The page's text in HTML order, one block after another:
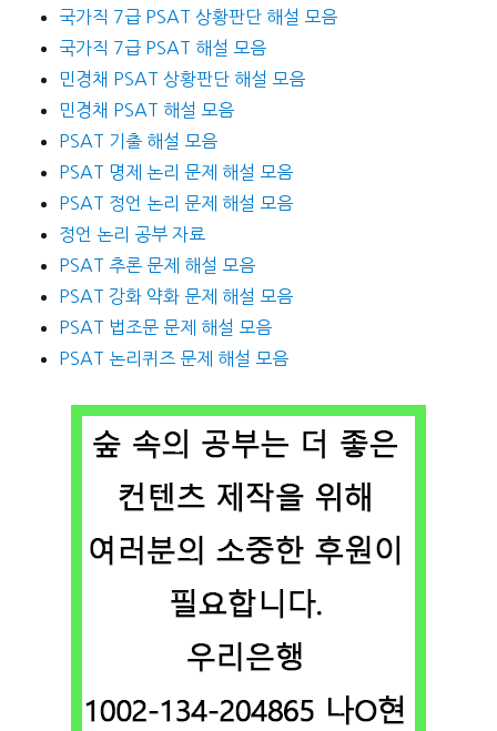
국가직 7급 PSAT 상황판단 해설 모음
국가직 7급 PSAT 해설 모음
민경채 PSAT 상황판단 해설 모음
민경채 PSAT 해설 모음
PSAT 기출 해설 모음
PSAT 명제 논리 문제 해설 모음
PSAT 정언 논리 문제 해설 모음
정언 논리 공부 자료
PSAT 추론 문제 해설 모음
PSAT 강화 약화 문제 해설 모음
PSAT 법조문 문제 해설 모음
PSAT 논리퀴즈 문제 해설 모음